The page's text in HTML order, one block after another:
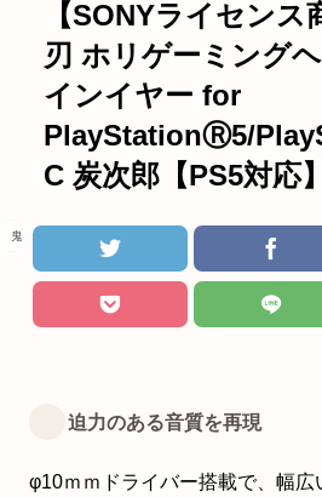
【SONYライセンス
刃 ホリゲーミング
インイヤー for
PlayStationⓇ5/
C 炭次郎【PS5対応】
鬼滅の刃
迫力のある音質を再現
φ10ｍｍドライバー搭載で、幅広